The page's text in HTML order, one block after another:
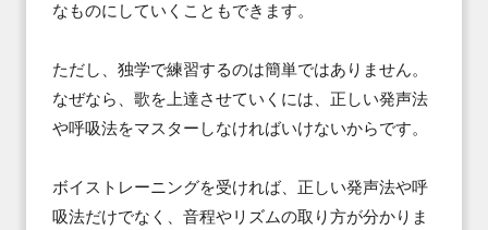
なものにしていくこともできます。
ただし、独学で練習するのは簡単ではありません。
なぜなら、歌を上達させていくには、正しい発声法
や呼吸法をマスターしなければいけないからです。
ボイストレーニングを受ければ、正しい発声法や呼
吸法だけでなく、音程やリズムの取り方が分かりま